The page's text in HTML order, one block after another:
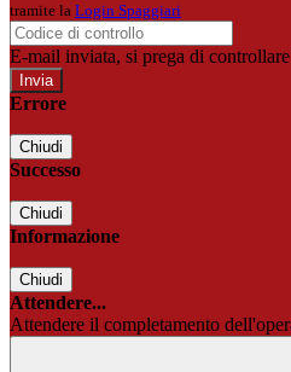
tramite la Login Spaggiari
E-mail inviata, si prega di
Errore
Chiudi
Successo
Chiudi
Informazione
Chiudi
Attendere...
Attendere il completamento